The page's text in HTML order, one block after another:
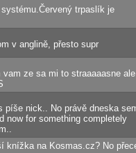
trpaslík je
v anglině, přesto supr
ze sa mi to straaaaasne ale
nick.. No právě dneska
now for something completely
knížka na Kosmas.cz? No